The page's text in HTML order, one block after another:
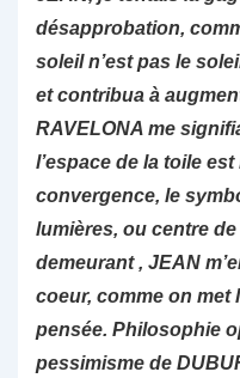
désapprobation,
soleil n’est pas le
et contribua à
RAVELONA me
l’espace de la toile
convergence, le
lumières, ou centre
demeurant , JEAN
coeur, comme on met
pensée. Philosophie
pessimisme de